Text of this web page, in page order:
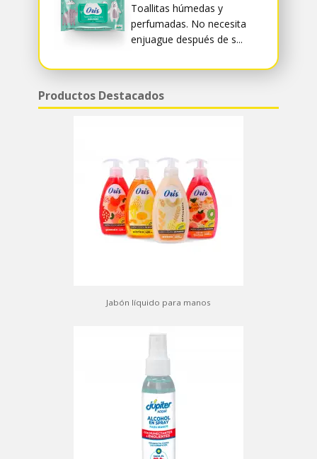
Toallitas húmedas y
perfumadas. No necesita
enjuague después de s...
Productos Destacados
Jabón líquido para manos